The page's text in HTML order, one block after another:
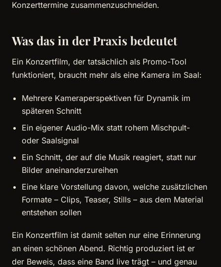
Konzerttermine zusammenzuschneiden.
Was das in der Praxis bedeutet
Ein Konzertfilm, der tatsächlich als Promo-Tool
funktioniert, braucht mehr als eine Kamera im Saal:
Mehrere Kameraperspektiven für Dynamik im
späteren Schnitt
Ein eigener Audio-Mix statt rohem Mischpult-
oder Saalsignal
Ein Schnitt, der auf die Musik reagiert, statt nur
Bilder aneinanderzureihen
Eine klare Vorstellung davon, welche zusätzlichen
Formate – Clips, Teaser, Stills – aus dem Material
entstehen sollen
Ein Konzertfilm ist damit selten nur eine Erinnerung
an einen schönen Abend. Richtig produziert ist er
der Beweis, dass eine Band live trägt – und genau